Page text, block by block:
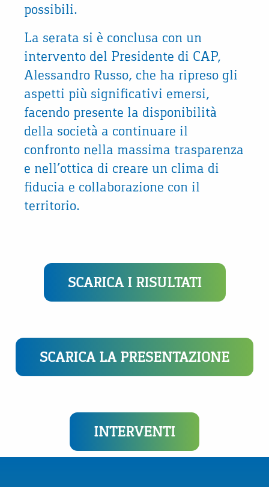
possibili.
La serata si è conclusa con un
intervento del Presidente di CAP,
Alessandro Russo, che ha ripreso gli
aspetti più significativi emersi,
facendo presente la disponibilità
della società a continuare il
confronto nella massima trasparenza
e nell’ottica di creare un clima di
fiducia e collaborazione con il
territorio.
SCARICA I RISULTATI
SCARICA LA PRESENTAZIONE
INTERVENTI